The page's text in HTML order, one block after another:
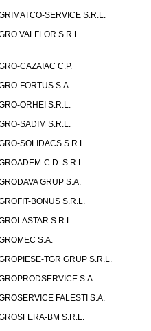
SERVICE S.R.L.
VALFLOR S.R.L.
CAZAIAC C.P.
FORTUS S.A.
ORHEI S.R.L.
SADIM S.R.L.
SOLIDACS S.R.L.
C.D. S.R.L.
GRUP S.A.
BONUS S.R.L.
S.R.L.
S.A.
TGR GRUP S.R.L.
S.A.
FALESTI S.A.
BM S.R.L.